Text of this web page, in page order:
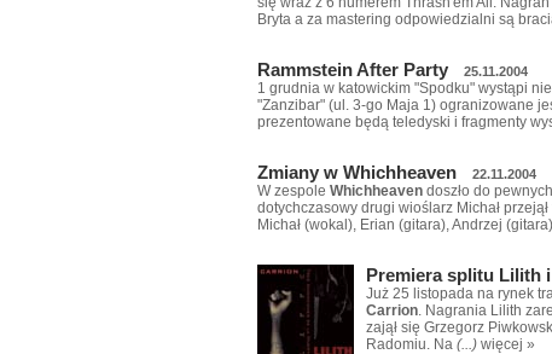
Bryta a za mastering odpowiedzialni są
Rammstein After Party 25.11.2004
1 grudnia w katowickim "Spodku" wystąpi
"Zanzibar" (ul. 3-go Maja 1) ogranizowane
prezentowane będą teledyski i fragmenty
Zmiany w Whichheaven 22.11.2004
W zespole Whichheaven doszło do
dotychczasowy drugi wioślarz Michał
Michał (wokal), Erian (gitara), Andrzej
Premiera splitu Lilith
Już 25 listopada na rynek
Carrion. Nagrania Lilith
zajął się Grzegorz
Radomiu. Na (...) więcej »